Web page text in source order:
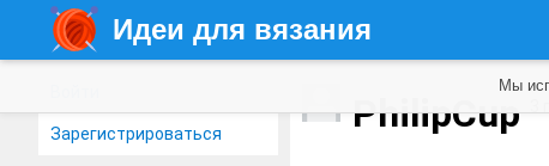
Идеи для вязания
Зарегистрироваться PhilipCup
Мы